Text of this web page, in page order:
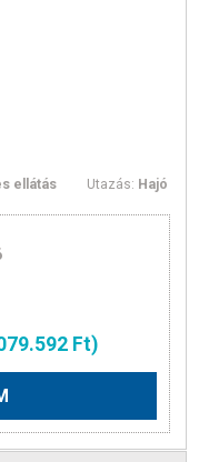
ellátás Utazás: Hajó
Ft)